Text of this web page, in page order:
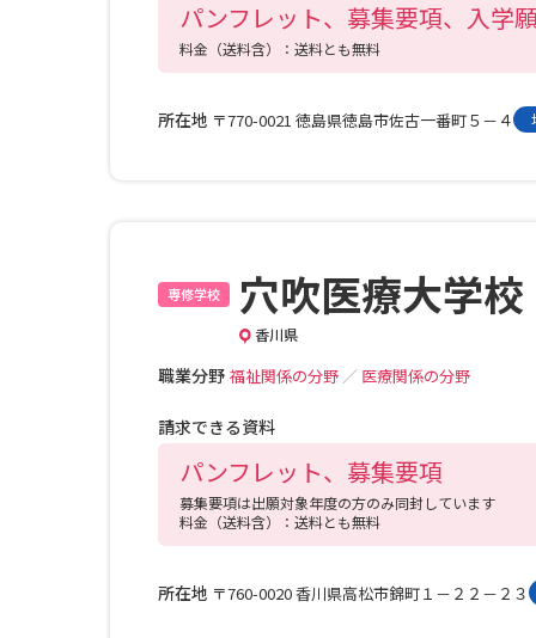
パンフレット、募集要項、入学
料金（送料含）：送料とも無料
所在地 〒770-0021 徳島県徳島市佐古一番町５－４
専修学校 穴吹医療大学校
香川県
職業分野 福祉関係の分野 ／ 医療関係の分野
請求できる資料
パンフレット、募集要項
募集要項は出願対象年度の方のみ同封しています
料金（送料含）：送料とも無料
所在地 〒760-0020 香川県高松市錦町１－２２－２３